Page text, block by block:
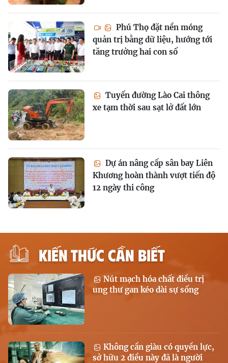
Phú Thọ đặt nền móng
quản trị bằng dữ liệu, hướng tới
tăng trưởng hai con số
Tuyến đường Lào Cai thông
xe tạm thời sau sạt lở đất lớn
Dự án nâng cấp sân bay Liên
Khương hoàn thành vượt tiến độ
12 ngày thi công
KIẾN THỨC CẦN BIẾT
Nút mạch hóa chất điều trị
ung thư gan kéo dài sự sống
Không cần giàu có quyền lực,
sở hữu 2 điều này đã là người